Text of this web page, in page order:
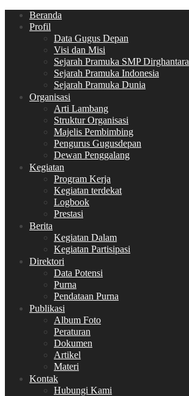
Beranda
Profil
Data Gugus Depan
Visi dan Misi
Sejarah Pramuka SMP Dirghantara
Sejarah Pramuka Indonesia
Sejarah Pramuka Dunia
Organisasi
Arti Lambang
Struktur Organisasi
Majelis Pembimbing
Pengurus Gugusdepan
Dewan Penggalang
Kegiatan
Program Kerja
Kegiatan terdekat
Logbook
Prestasi
Berita
Kegiatan Dalam
Kegiatan Partisipasi
Direktori
Data Potensi
Purna
Pendataan Purna
Publikasi
Album Foto
Peraturan
Dokumen
Artikel
Materi
Kontak
Hubungi Kami